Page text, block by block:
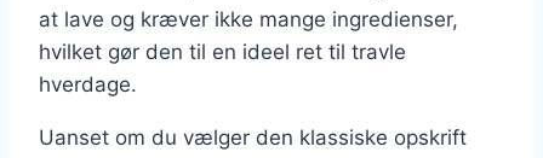
at lave og kræver ikke mange ingredienser,
hvilket gør den til en ideel ret til travle
hverdage.
Uanset om du vælger den klassiske opskrift